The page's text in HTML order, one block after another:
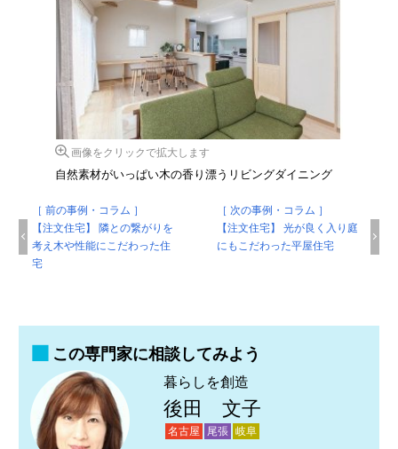
画像をクリックで拡大します
自然素材がいっぱい木の香り漂うリビングダイニング
［ 前の事例・コラム ］
【注文住宅】 隣との繋がりを
考え木や性能にこだわった住
宅
［ 次の事例・コラム ］
【注文住宅】 光が良く入り庭
にもこだわった平屋住宅
この専門家に相談してみよう
暮らしを創造
後田 文子
名古屋 尾張 岐阜